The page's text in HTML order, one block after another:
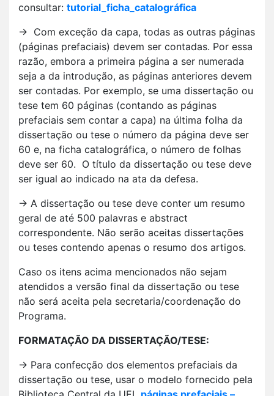
consultar: tutorial_ficha_catalográfica
→ Com exceção da capa, todas as outras páginas
(páginas prefaciais) devem ser contadas. Por essa
razão, embora a primeira página a ser numerada
seja a da introdução, as páginas anteriores devem
ser contadas. Por exemplo, se uma dissertação ou
tese tem 60 páginas (contando as páginas
prefaciais sem contar a capa) na última folha da
dissertação ou tese o número da página deve ser
60 e, na ficha catalográfica, o número de folhas
deve ser 60. O título da dissertação ou tese deve
ser igual ao indicado na ata da defesa.
→ A dissertação ou tese deve conter um resumo
geral de até 500 palavras e abstract
correspondente. Não serão aceitas dissertações
ou teses contendo apenas o resumo dos artigos.
Caso os itens acima mencionados não sejam
atendidos a versão final da dissertação ou tese
não será aceita pela secretaria/coordenação do
Programa.
FORMATAÇÃO DA DISSERTAÇÃO/TESE:
→ Para confecção dos elementos prefaciais da
dissertação ou tese, usar o modelo fornecido pela